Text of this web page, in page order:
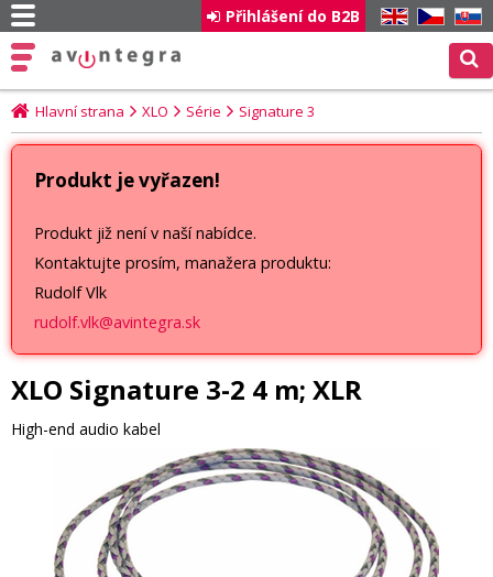
EN CZ SK
Přihlášení do B2B
Hlavní strana XLO Série Signature 3
Produkt je vyřazen!
Produkt již není v naší nabídce.
Kontaktujte prosím, manažera produktu:
Rudolf Vlk
rudolf.vlk@avintegra.sk
XLO Signature 3-2 4 m; XLR
High-end audio kabel